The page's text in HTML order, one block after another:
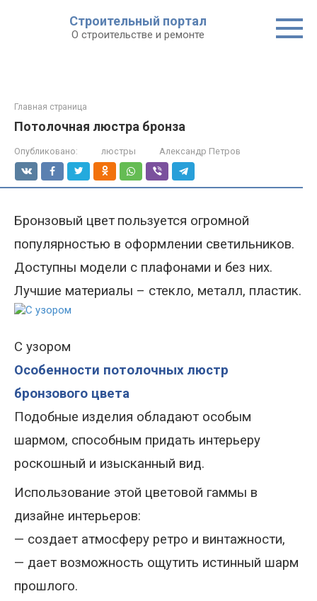
Строительный портал
О строительстве и ремонте
Главная страница
Потолочная люстра бронза
Опубликовано: люстры Александр Петров
Бронзовый цвет пользуется огромной
популярностью в оформлении светильников.
Доступны модели с плафонами и без них.
Лучшие материалы – стекло, металл, пластик.
С узором
Особенности потолочных люстр
бронзового цвета
Подобные изделия обладают особым
шармом, способным придать интерьеру
роскошный и изысканный вид.
Использование этой цветовой гаммы в
дизайне интерьеров:
— создает атмосферу ретро и винтажности,
— дает возможность ощутить истинный шарм
прошлого.